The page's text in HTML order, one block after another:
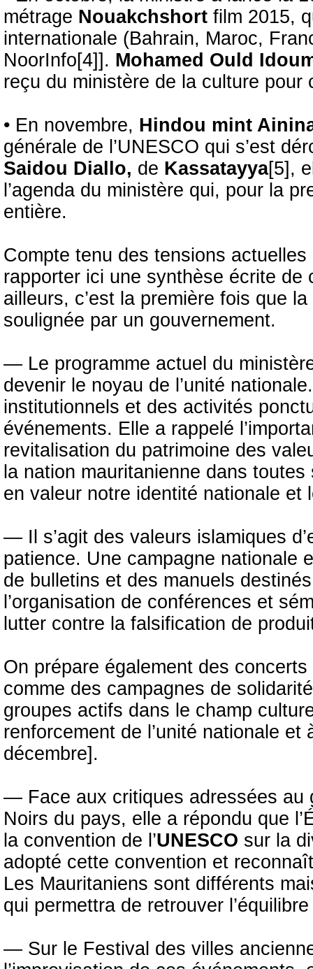
métrage Nouakchshort film 2015,
internationale (Bahrain, Maroc,
NoorInfo[4]]. Mohamed Ould
reçu du ministère de la culture pour
• En novembre, Hindou mint
générale de l’UNESCO qui s’est
Saidou Diallo, de Kassatayya[5],
l’agenda du ministère qui, pour la
entière.
Compte tenu des tensions
rapporter ici une synthèse écrite
ailleurs, c’est la première fois que
soulignée par un gouvernement.
— Le programme actuel du
devenir le noyau de l’unité
institutionnels et des activités
événements. Elle a rappelé
revitalisation du patrimoine des
la nation mauritanienne dans
en valeur notre identité nationale
— Il s’agit des valeurs islamiques
patience. Une campagne nationale
de bulletins et des manuels
l’organisation de conférences et
lutter contre la falsification de
On prépare également des
comme des campagnes de
groupes actifs dans le champ
renforcement de l’unité nationale
décembre].
— Face aux critiques adressées au
Noirs du pays, elle a répondu que
la convention de l’UNESCO sur la
adopté cette convention et
Les Mauritaniens sont différents
qui permettra de retrouver
— Sur le Festival des villes